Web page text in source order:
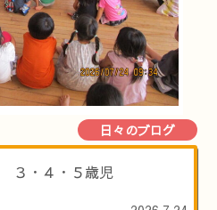
日々のブログ
・４・５歳児